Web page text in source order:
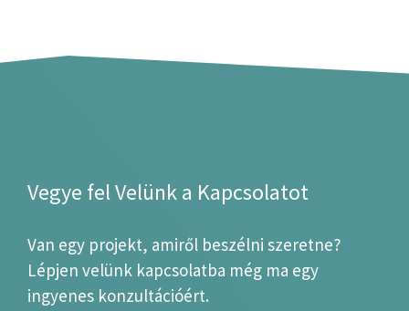
Vegye fel Velünk a Kapcsolatot
Van egy projekt, amiről beszélni szeretne?
Lépjen velünk kapcsolatba még ma egy
ingyenes konzultációért.